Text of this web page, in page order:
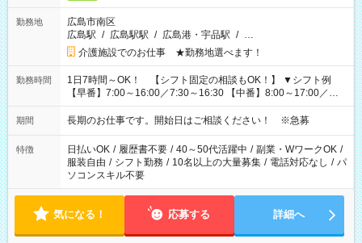
勤務地
広島市南区
広島駅 / 広島駅駅 / 広島港・宇品駅 / …
介護施設でのお仕事 ★勤務地選べます！
勤務時間
1日7時間～OK！ 【シフト固定の相談もOK！】 ▼シフト例
【早番】7:00～16:00／7:30～16:30 【中番】8:00～17:00／
9:00～18:00 【遅番】11:00～20:00／13:00～22:00
期間 長期のお仕事です。開始日はご相談ください！ ※急募
特徴 日払いOK / 履歴書不要 / 40～50代活躍中 / 副業・WワークOK /
服装自由 / シフト勤務 / 10名以上の大量募集 / 電話対応なし / パ
ソコンスキル不要
気になる！ 応募する 詳細へ